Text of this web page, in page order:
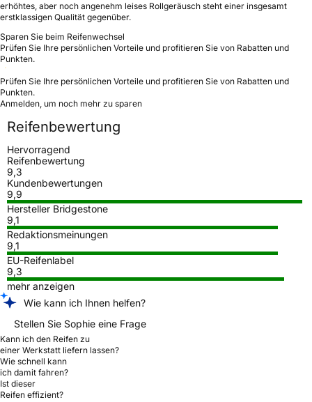
erhöhtes, aber noch angenehm leises Rollgeräusch steht einer insgesamt
erstklassigen Qualität gegenüber.
Sparen Sie beim Reifenwechsel
Prüfen Sie Ihre persönlichen Vorteile und profitieren Sie von Rabatten und
Punkten.
Prüfen Sie Ihre persönlichen Vorteile und profitieren Sie von Rabatten und
Punkten.
Anmelden, um noch mehr zu sparen
Reifenbewertung
Hervorragend
Reifenbewertung
9,3
Kundenbewertungen
9,9
Hersteller Bridgestone
9,1
Redaktionsmeinungen
9,1
EU-Reifenlabel
9,3
mehr anzeigen
Wie kann ich Ihnen helfen?
Stellen Sie Sophie eine Frage
Kann ich den Reifen zu
einer Werkstatt liefern lassen?
Wie schnell kann
ich damit fahren?
Ist dieser
Reifen effizient?